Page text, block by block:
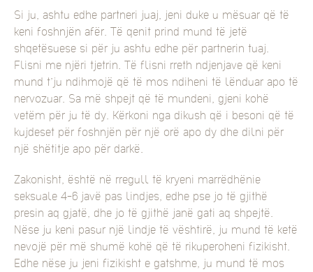
Si ju, ashtu edhe partneri juaj, jeni duke u mësuar që të
keni foshnjën afër. Të qenit prind mund të jetë
shqetësuese si për ju ashtu edhe për partnerin tuaj.
Flisni me njëri tjetrin. Të flisni rreth ndjenjave që keni
mund t’ju ndihmojë që të mos ndiheni të lënduar apo të
nervozuar. Sa më shpejt që të mundeni, gjeni kohë
vetëm për ju të dy. Kërkoni nga dikush që i besoni që të
kujdeset për foshnjën për një orë apo dy dhe dilni për
një shëtitje apo për darkë.
Zakonisht, është në rregull të kryeni marrëdhënie
seksuale 4-6 javë pas lindjes, edhe pse jo të gjithë
presin aq gjatë, dhe jo të gjithë janë gati aq shpejtë.
Nëse ju keni pasur një lindje të vështirë, ju mund të ketë
nevojë për më shumë kohë që të rikuperoheni fizikisht.
Edhe nëse ju jeni fizikisht e gatshme, ju mund të mos